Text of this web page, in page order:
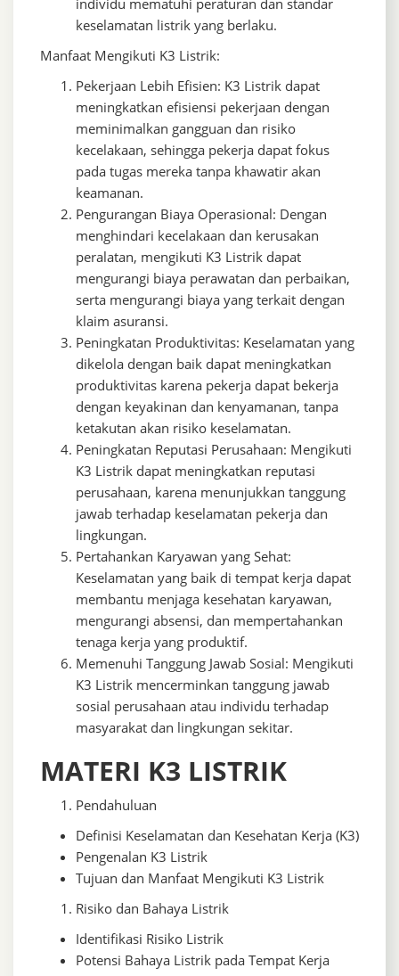
keselamatan listrik yang berlaku.
Manfaat Mengikuti K3 Listrik:
Pekerjaan Lebih Efisien: K3 Listrik dapat
meningkatkan efisiensi pekerjaan dengan
meminimalkan gangguan dan risiko
kecelakaan, sehingga pekerja dapat fokus
pada tugas mereka tanpa khawatir akan
keamanan.
Pengurangan Biaya Operasional: Dengan
menghindari kecelakaan dan kerusakan
peralatan, mengikuti K3 Listrik dapat
mengurangi biaya perawatan dan perbaikan,
serta mengurangi biaya yang terkait dengan
klaim asuransi.
Peningkatan Produktivitas: Keselamatan yang
dikelola dengan baik dapat meningkatkan
produktivitas karena pekerja dapat bekerja
dengan keyakinan dan kenyamanan, tanpa
ketakutan akan risiko keselamatan.
Peningkatan Reputasi Perusahaan: Mengikuti
K3 Listrik dapat meningkatkan reputasi
perusahaan, karena menunjukkan tanggung
jawab terhadap keselamatan pekerja dan
lingkungan.
Pertahankan Karyawan yang Sehat:
Keselamatan yang baik di tempat kerja dapat
membantu menjaga kesehatan karyawan,
mengurangi absensi, dan mempertahankan
tenaga kerja yang produktif.
Memenuhi Tanggung Jawab Sosial: Mengikuti
K3 Listrik mencerminkan tanggung jawab
sosial perusahaan atau individu terhadap
masyarakat dan lingkungan sekitar.
MATERI K3 LISTRIK
Pendahuluan
Definisi Keselamatan dan Kesehatan Kerja (K3)
Pengenalan K3 Listrik
Tujuan dan Manfaat Mengikuti K3 Listrik
Risiko dan Bahaya Listrik
Identifikasi Risiko Listrik
Potensi Bahaya Listrik pada Tempat Kerja